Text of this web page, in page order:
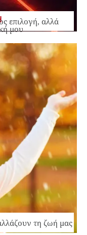
επιλογή, αλλά
μου
τη ζωή μας